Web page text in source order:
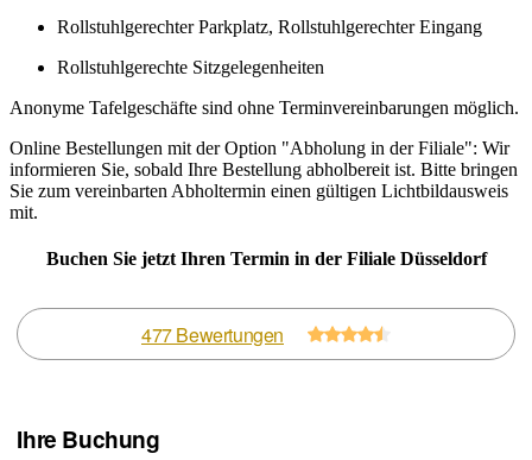
Rollstuhlgerechter Parkplatz, Rollstuhlgerechter Eingang
Rollstuhlgerechte Sitzgelegenheiten
Anonyme Tafelgeschäfte sind ohne Terminvereinbarungen möglich.
Online Bestellungen mit der Option "Abholung in der Filiale": Wir
informieren Sie, sobald Ihre Bestellung abholbereit ist. Bitte bringen
Sie zum vereinbarten Abholtermin einen gültigen Lichtbildausweis
mit.
Buchen Sie jetzt Ihren Termin in der Filiale Düsseldorf